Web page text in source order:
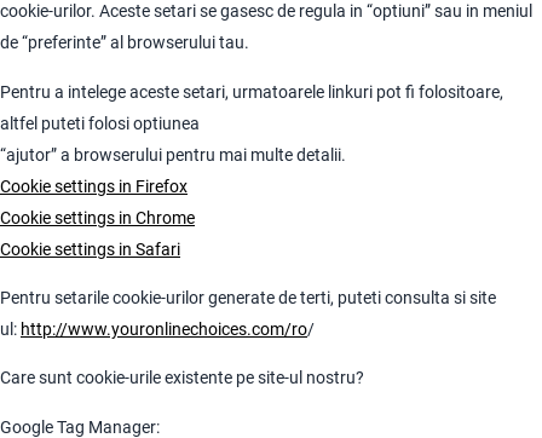
cookie-urilor. Aceste setari se gasesc de regula in “optiuni” sau in meniul
de “preferinte” al browserului tau.
Pentru a intelege aceste setari, urmatoarele linkuri pot fi folositoare,
altfel puteti folosi optiunea
“ajutor” a browserului pentru mai multe detalii.
Cookie settings in Firefox
Cookie settings in Chrome
Cookie settings in Safari
Pentru setarile cookie-urilor generate de terti, puteti consulta si site
ul: http://www.youronlinechoices.com/ro/
Care sunt cookie-urile existente pe site-ul nostru?
Google Tag Manager: